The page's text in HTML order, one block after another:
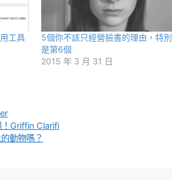
工具
5個你不該只經營臉書的理由，特別
是第6個
2015 年 3 月 31 日
Griffin Clarifi
動物嗎？